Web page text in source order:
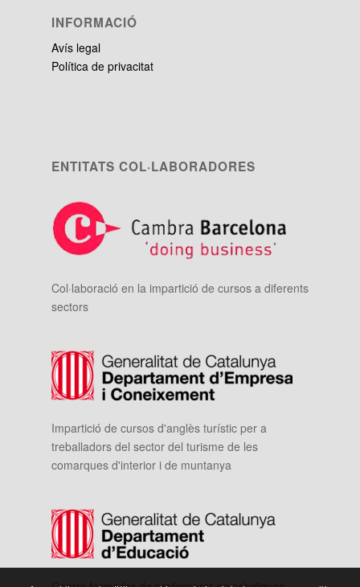
INFORMACIÓ
Avís legal
Política de privacitat
ENTITATS COL·LABORADORES
Col·laboració en la impartició de cursos a diferents
sectors
Impartició de cursos d'anglès turístic per a
treballadors del sector del turisme de les
comarques d'interior i de muntanya